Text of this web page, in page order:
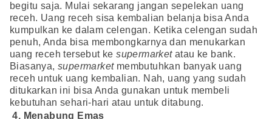
begitu saja. Mulai sekarang jangan sepelekan uang
receh. Uang receh sisa kembalian belanja bisa Anda
kumpulkan ke dalam celengan. Ketika celengan sudah
penuh, Anda bisa membongkarnya dan menukarkan
uang receh tersebut kesupermarketatau ke bank.
Biasanya,supermarketmembutuhkan banyak uang
receh untuk uang kembalian. Nah, uang yang sudah
ditukarkan ini bisa Anda gunakan untuk membeli
kebutuhan sehari-hari atau untuk ditabung.
4. Menabung Emas